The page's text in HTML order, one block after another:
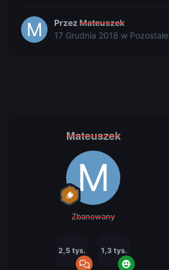
Przez Mateuszek
17 Grudnia 2018 w Pozostałe
Mateuszek
Zbanowany
2,5 tys. 1,3 tys.